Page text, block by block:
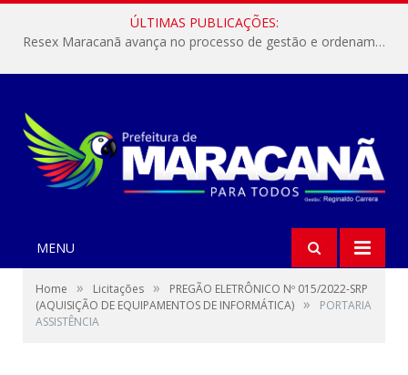
ÚLTIMAS PUBLICAÇÕES:
Resex Maracanã avança no processo de gestão e ordenamento do turismo em nossas áreas protegidas.
MENU
Home » Licitações »
PREGÃO ELETRÔNICO Nº 015/2022-SRP
(AQUISIÇÃO DE EQUIPAMENTOS DE INFORMÁTICA) »
PORTARIA
ASSISTÊNCIA